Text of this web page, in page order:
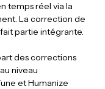
temps réel via la
La correction de
partie intégrante.
des corrections
niveau
et Humanize